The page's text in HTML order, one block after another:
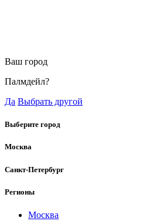
Ваш город
Палмдейл?
Да Выбрать другой
Выберите город
Москва
Санкт-Петербург
Регионы
Москва